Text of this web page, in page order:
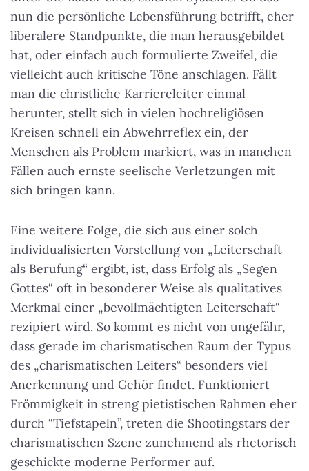
nun die persönliche Lebensführung betrifft, eher
liberalere Standpunkte, die man herausgebildet
hat, oder einfach auch formulierte Zweifel, die
vielleicht auch kritische Töne anschlagen. Fällt
man die christliche Karriereleiter einmal
herunter, stellt sich in vielen hochreligiösen
Kreisen schnell ein Abwehrreflex ein, der
Menschen als Problem markiert, was in manchen
Fällen auch ernste seelische Verletzungen mit
sich bringen kann.
Eine weitere Folge, die sich aus einer solch
individualisierten Vorstellung von „Leiterschaft
als Berufung“ ergibt, ist, dass Erfolg als „Segen
Gottes“ oft in besonderer Weise als qualitatives
Merkmal einer „bevollmächtigten Leiterschaft“
rezipiert wird. So kommt es nicht von ungefähr,
dass gerade im charismatischen Raum der Typus
des „charismatischen Leiters“ besonders viel
Anerkennung und Gehör findet. Funktioniert
Frömmigkeit in streng pietistischen Rahmen eher
durch “Tiefstapeln”, treten die Shootingstars der
charismatischen Szene zunehmend als rhetorisch
geschickte moderne Performer auf.